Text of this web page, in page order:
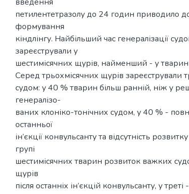
петилентетразолу до 24 годин приводило
формування
кіндлінгу. Найбільший час генералізації
зареєстрували у
шестимісячних щурів, найменший - у
Серед трьохмісячних щурів зареєстрували
судом: у 40 % тварин більш ранній, ніж у
генералізо-
ваних клоніко-тонічних судом, у 40 % -
останньої
ін’єкції конвульсанту та відсутність
групі
шестимісячних тварин розвиток важких
щурів
після останніх ін’єкцій конвульсанту, у